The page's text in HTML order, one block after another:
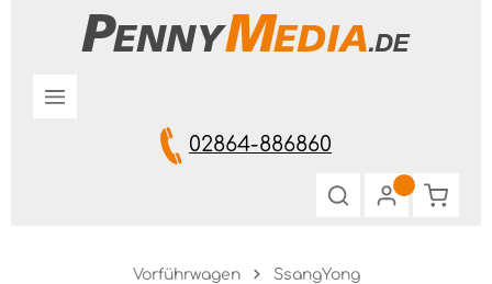
Zum Hauptinhalt springen
02864-886860
Vorführwagen SsangYong